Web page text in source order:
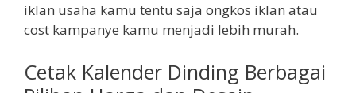
iklan usaha kamu tentu saja ongkos iklan atau
cost kampanye kamu menjadi lebih murah.
Cetak Kalender Dinding Berbagai